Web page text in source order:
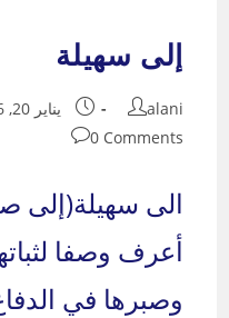
إلى سهيلة
Post
author:
alani
Post
published:
يناير 20, 2026
Post
0 Comments
الى سهيلة(إلى
أعرف وصفا
وصبرها في